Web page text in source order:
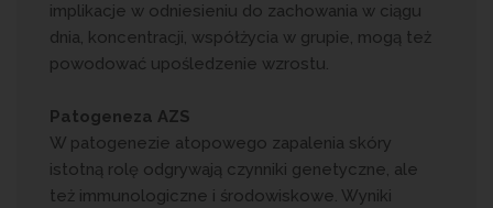
implikacje w odniesieniu do zachowania w ciągu
dnia, koncentracji, współżycia w grupie, mogą też
powodować upośledzenie wzrostu.
Patogeneza AZS
W patogenezie atopowego zapalenia skóry
istotną rolę odgrywają czynniki genetyczne, ale
też immunologiczne i środowiskowe. Wyniki